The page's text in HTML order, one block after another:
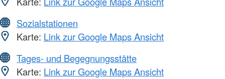
Sozialstationen
Karte: Link zur Google Maps Ansicht
Tages- und Begegnungsstätte
Karte: Link zur Google Maps Ansicht